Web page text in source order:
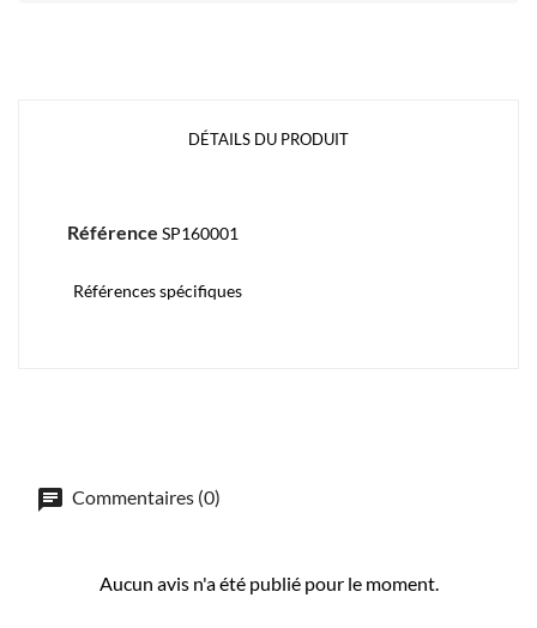
DÉTAILS DU PRODUIT
Référence SP160001
Références spécifiques
Commentaires (0)
Aucun avis n'a été publié pour le moment.